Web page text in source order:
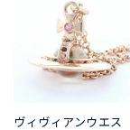
ヴィヴィアンウエス